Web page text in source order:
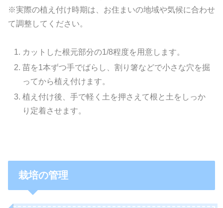
※実際の植え付け時期は、お住まいの地域や気候に合わせ
て調整してください。
カットした根元部分の1/8程度を用意します。
苗を1本ずつ手でばらし、割り箸などで小さな穴を掘
ってから植え付けます。
植え付け後、手で軽く土を押さえて根と土をしっか
り定着させます。
栽培の管理